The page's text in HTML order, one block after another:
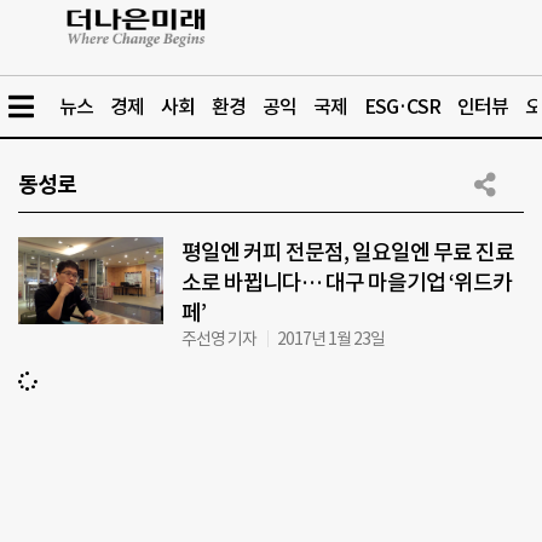
뉴스 경제 사회 환경 공익 국제 ESG·CSR 인터뷰
동성로
평일엔 커피 전문점, 일요일엔 무료 진료
소로 바뀝니다… 대구 마을기업 ‘위드카
페’
주선영 기자 2017년 1월 23일